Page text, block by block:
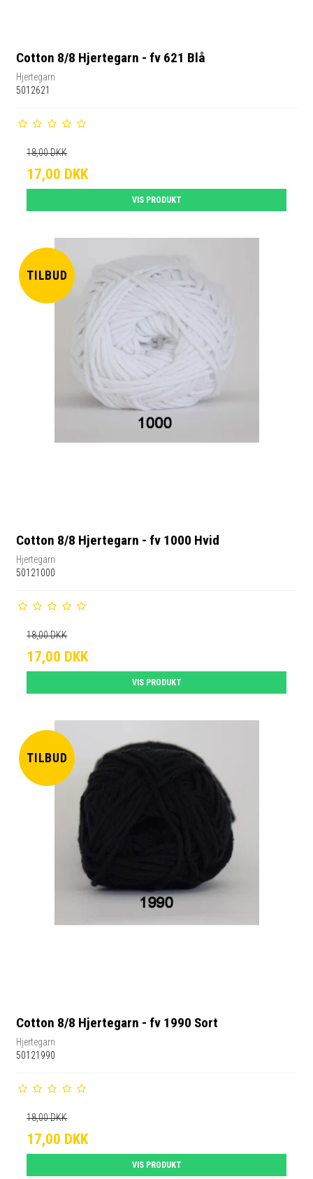
Cotton 8/8 Hjertegarn - fv 621 Blå
Hjertegarn
5012621
18,00 DKK
17,00 DKK
VIS PRODUKT
TILBUD
Cotton 8/8 Hjertegarn - fv 1000 Hvid
Hjertegarn
50121000
18,00 DKK
17,00 DKK
VIS PRODUKT
TILBUD
Cotton 8/8 Hjertegarn - fv 1990 Sort
Hjertegarn
50121990
18,00 DKK
17,00 DKK
VIS PRODUKT